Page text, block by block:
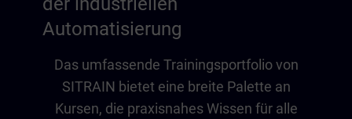
Automatisierung
Das umfassende Trainingsportfolio von
SITRAIN bietet eine breite Palette an
Kursen, die praxisnahes Wissen für alle